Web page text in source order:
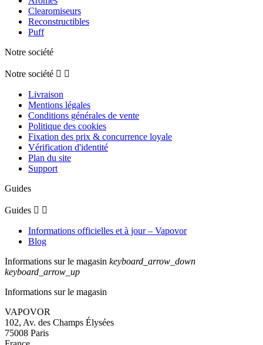
Clearomiseurs
Reconstructibles
Puff
Notre société
Notre société  
Livraison
Mentions légales
Conditions générales de vente
Politique des cookies
Fixation des prix & concurrence loyale
Vérification d'identité
Plan du site
Support
Guides
Guides  
Informations officielles et à jour – Vapovor
Blog
Informations sur le magasin keyboard_arrow_down
keyboard_arrow_up
Informations sur le magasin
VAPOVOR
102, Av. des Champs Élysées
75008 Paris